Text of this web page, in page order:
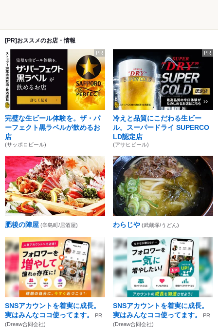
[PR]おススメのお店・情報
PR
完璧な生ビール体験を。ザ・パ
ーフェクト黒ラベルが飲めるお
店
(サッポロビール)
PR
冷えと品質にこだわる生ビー
ル。スーパードライ SUPERCO
LD認定店
(アサヒビール)
肥後の陣屋 (辛島町/居酒屋) わらじや (武蔵塚/うどん)
SNSアカウントを着実に成長。
実はみんなココ使ってます。
PR
(Dreaw合同会社)
SNSアカウントを着実に成長。
実はみんなココ使ってます。
PR
(Dreaw合同会社)